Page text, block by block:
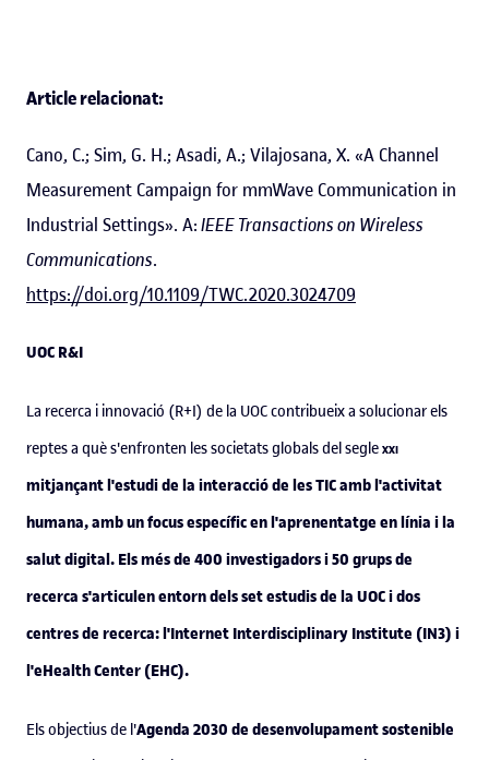
Article relacionat:
Cano, C.; Sim, G. H.; Asadi, A.; Vilajosana, X. «A Channel
Measurement Campaign for mmWave Communication in
Industrial Settings». A:IEEE Transactions on Wireless
Communications.
https://doi.org/10.1109/TWC.2020.3024709
UOC R&I
La recerca i innovació (R+I) de la UOC contribueix a solucionar els
reptes a què s'enfronten les societats globals del seglexxi
mitjançant l'estudi de la interacció de les TIC amb l'activitat
humana, amb un focus específic en l'aprenentatge en línia i la
salut digital. Els més de 400 investigadors i 50 grups de
recerca s'articulen entorn dels set estudis de la UOC i dos
centres de recerca: l'Internet Interdisciplinary Institute (IN3) i
l'eHealth Center (EHC).
Els objectius de l'Agenda 2030 de desenvolupamentsostenible